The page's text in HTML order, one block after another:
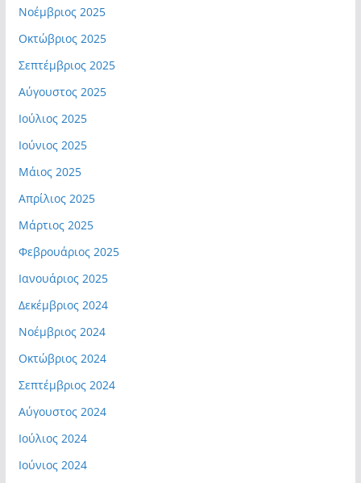
Νοέμβριος 2025
Οκτώβριος 2025
Σεπτέμβριος 2025
Αύγουστος 2025
Ιούλιος 2025
Ιούνιος 2025
Μάιος 2025
Απρίλιος 2025
Μάρτιος 2025
Φεβρουάριος 2025
Ιανουάριος 2025
Δεκέμβριος 2024
Νοέμβριος 2024
Οκτώβριος 2024
Σεπτέμβριος 2024
Αύγουστος 2024
Ιούλιος 2024
Ιούνιος 2024